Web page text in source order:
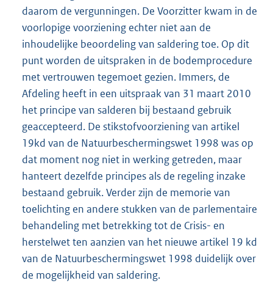
daarom de vergunningen. De Voorzitter kwam in de
voorlopige voorziening echter niet aan de
inhoudelijke beoordeling van saldering toe. Op dit
punt worden de uitspraken in de bodemprocedure
met vertrouwen tegemoet gezien. Immers, de
Afdeling heeft in een uitspraak van 31 maart 2010
het principe van salderen bij bestaand gebruik
geaccepteerd. De stikstofvoorziening van artikel
19kd van de Natuurbeschermingswet 1998 was op
dat moment nog niet in werking getreden, maar
hanteert dezelfde principes als de regeling inzake
bestaand gebruik. Verder zijn de memorie van
toelichting en andere stukken van de parlementaire
behandeling met betrekking tot de Crisis- en
herstelwet ten aanzien van het nieuwe artikel 19 kd
van de Natuurbeschermingswet 1998 duidelijk over
de mogelijkheid van saldering.